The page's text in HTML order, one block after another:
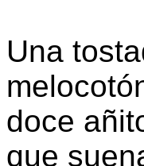
Una
doce
que